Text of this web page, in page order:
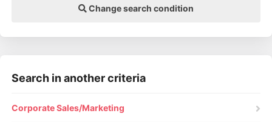
Change search condition
Search in another criteria
Corporate Sales/Marketing